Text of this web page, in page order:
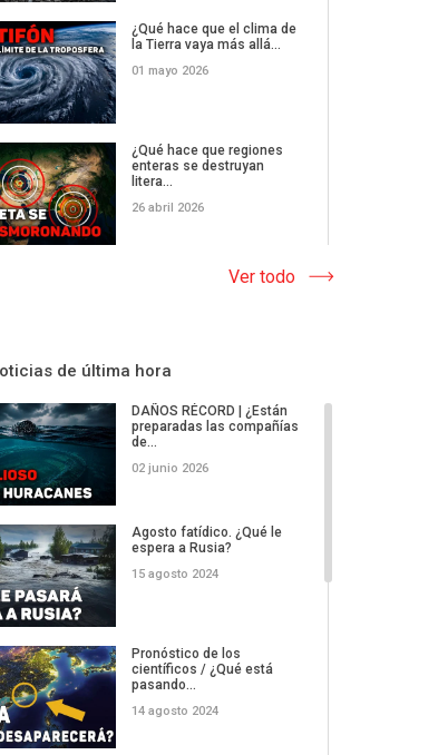
¿Qué hace que el clima de
la Tierra vaya más allá...
01 mayo 2026
¿Qué hace que regiones
enteras se destruyan
litera...
26 abril 2026
¡Nieve en Canarias 3
megatormentas en una
granizo: ¿por qué el pla...
17 abril 2026
NATURALEZA | El ciclón
Deborah paraliz...
16 abril 2026
desde depredadores en
las c...
05 abril 2026
Ver todo
de última hora
DAÑOS RÉCORD | ¿Están
preparadas las compañías
de...
02 junio 2026
Agosto fatídico. ¿Qué le
espera a Rusia?
15 agosto 2024
Pronóstico de los
científicos / ¿Qué está
pasando...
14 agosto 2024